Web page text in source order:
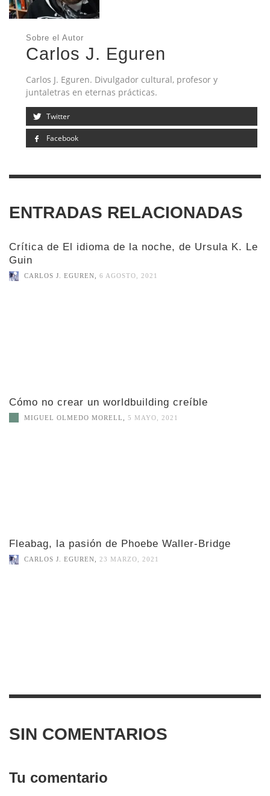
Sobre el Autor
Carlos J. Eguren
Carlos J. Eguren. Divulgador cultural, profesor y
juntaletras en eternas prácticas.
Twitter
Facebook
ENTRADAS RELACIONADAS
Crítica de El idioma de la noche, de Ursula K. Le
Guin
CARLOS J. EGUREN, 6 AGOSTO, 2021
Cómo no crear un worldbuilding creíble
MIGUEL OLMEDO MORELL 5 MAYO, 2021
Fleabag, la pasión de Phoebe Waller-Bridge
CARLOS J. EGUREN, 23 MARZO, 2021
SIN COMENTARIOS
Tu comentario